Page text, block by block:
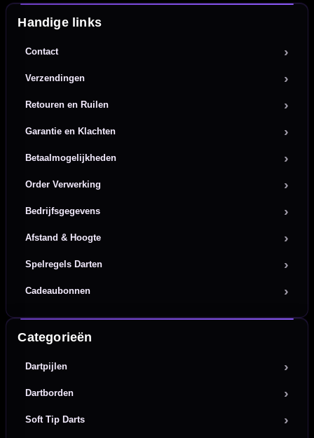
Handige links
Contact
Verzendingen
Retouren en Ruilen
Garantie en Klachten
Betaalmogelijkheden
Order Verwerking
Bedrijfsgegevens
Afstand & Hoogte
Spelregels Darten
Cadeaubonnen
Categorieën
Dartpijlen
Dartborden
Soft Tip Darts